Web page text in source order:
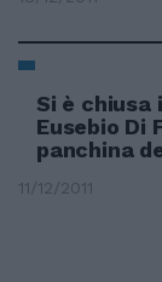
Si è
Eusebio Di
panchina
11/12/2011